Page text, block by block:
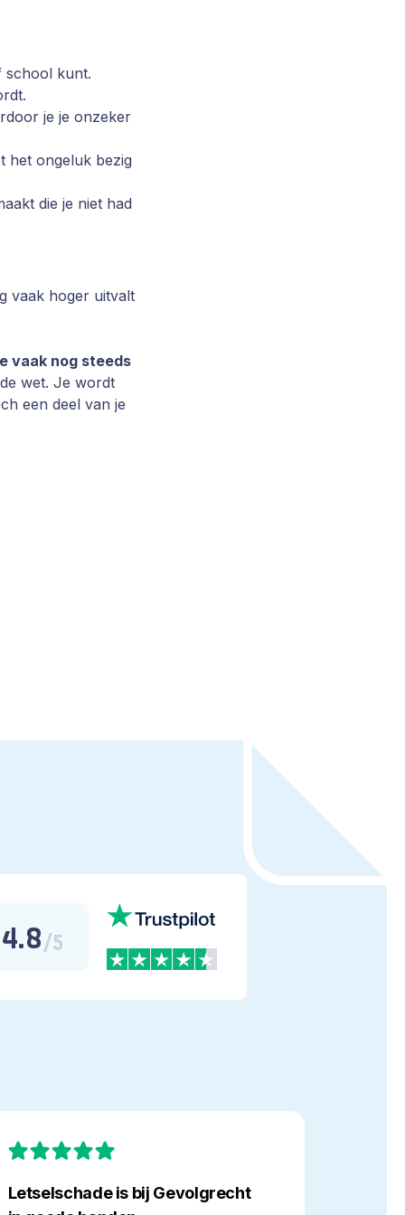
school kunt.
je je onzeker
het ongeluk bezig
die je niet had
vaak hoger uitvalt
vaak nog steeds
wet. Je wordt
een deel van je
4.8/5
Letselschade is bij Gevolgrecht